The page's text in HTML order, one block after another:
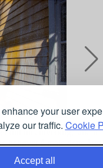
your user
our traffic. Cookie
Accept all
ditt hus utvendig, slik at
behøver å male dette året